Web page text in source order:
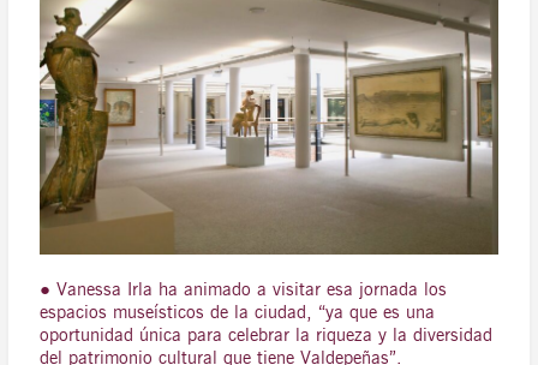
● Vanessa Irla ha animado a visitar esa jornada los
espacios museísticos de la ciudad, “ya que es una
oportunidad única para celebrar la riqueza y la diversidad
del patrimonio cultural que tiene Valdepeñas”.